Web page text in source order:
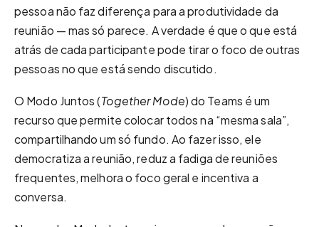
pessoa não faz diferença para a produtividade da
reunião — mas só parece. A verdade é que o que está
atrás de cada participante pode tirar o foco de outras
pessoas no que está sendo discutido.
O Modo Juntos (Together Mode) do Teams é um
recurso que permite colocar todos na “mesma sala”,
compartilhando um só fundo. Ao fazer isso, ele
democratiza a reunião, reduz a fadiga de reuniões
frequentes, melhora o foco geral e incentiva a
conversa.